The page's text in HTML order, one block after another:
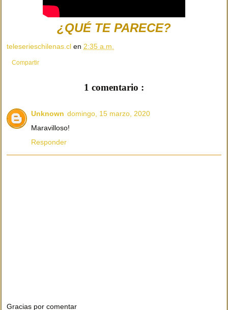
¿QUÉ TE PARECE?
teleserieschilenas.cl en 2:35 a.m.
Compartir
1 comentario :
Unknown domingo, 15 marzo, 2020
Maravilloso!
Responder
Gracias por comentar